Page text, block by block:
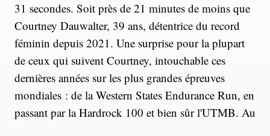
31 secondes. Soit près de 21 minutes de moins que
Courtney Dauwalter, 39 ans, détentrice du record
féminin depuis 2021. Une surprise pour la plupart
de ceux qui suivent Courtney, intouchable ces
dernières années sur les plus grandes épreuves
mondiales : de la Western States Endurance Run, en
passant par la Hardrock 100 et bien sûr l'UTMB. Au